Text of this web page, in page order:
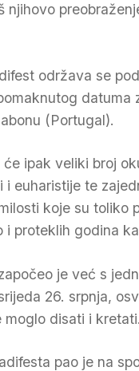
njihovo
održava se
(Portugal).
ipak veliki broj
i euharistije te
koje su toliko
i proteklih godina
je već s
26. srpnja,
disati i kretati.
pao je na